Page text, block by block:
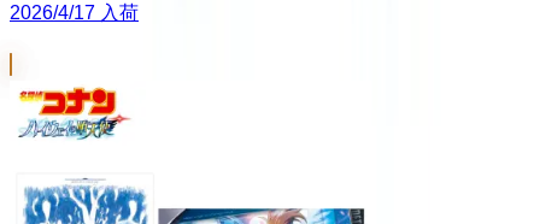
2026/4/17 入荷